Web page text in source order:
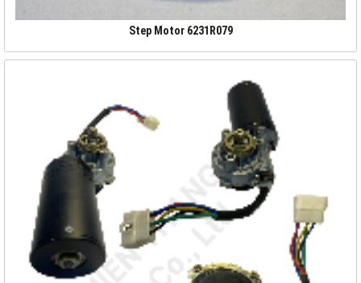
Step Motor 6231R079